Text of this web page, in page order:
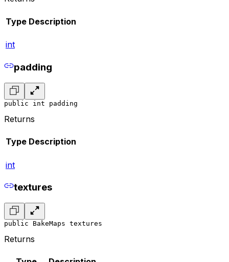
Type Description
int
padding
public int padding
Returns
Type Description
int
textures
public BakeMaps textures
Returns